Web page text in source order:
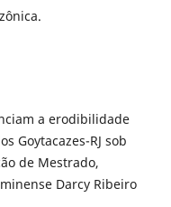
a erodibilidade
Goytacazes-RJ sob
de Mestrado,
Darcy Ribeiro